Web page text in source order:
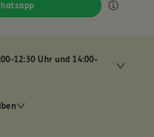
12:30 Uhr und 14:00-